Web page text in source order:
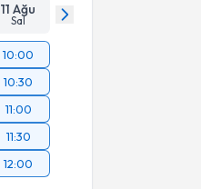
11 Ağu
Sal
10:00
10:30
11:00
11:30
12:00